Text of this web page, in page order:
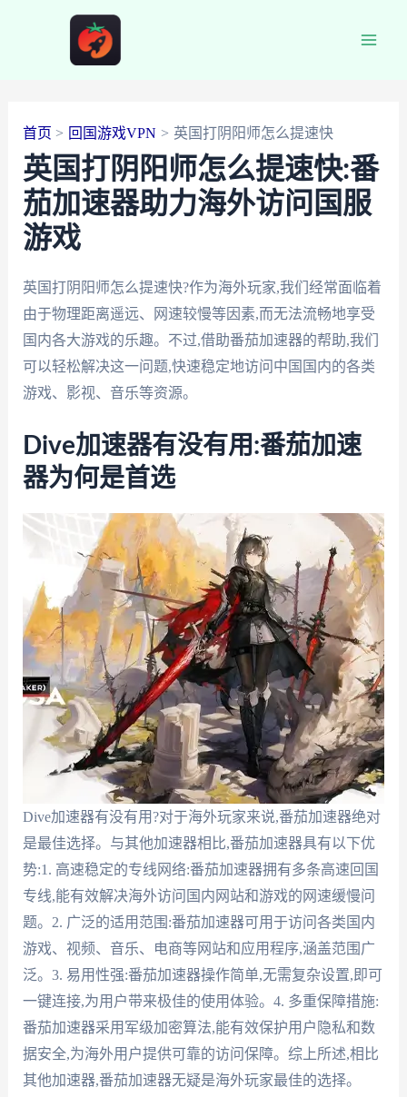
首页 回国游戏VPN 英国打阴阳师怎么提速快
英国打阴阳师怎么提速快:番
茄加速器助力海外访问国服
游戏
英国打阴阳师怎么提速快?作为海外玩家,我们经常面临着
由于物理距离遥远、网速较慢等因素,而无法流畅地享受
国内各大游戏的乐趣。不过,借助番茄加速器的帮助,我们
可以轻松解决这一问题,快速稳定地访问中国国内的各类
游戏、影视、音乐等资源。
Dive加速器有没有用:番茄加速
器为何是首选
Dive加速器有没有用?对于海外玩家来说,番茄加速器绝对
是最佳选择。与其他加速器相比,番茄加速器具有以下优
势:1. 高速稳定的专线网络:番茄加速器拥有多条高速回国
专线,能有效解决海外访问国内网站和游戏的网速缓慢问
题。2. 广泛的适用范围:番茄加速器可用于访问各类国内
游戏、视频、音乐、电商等网站和应用程序,涵盖范围广
泛。3. 易用性强:番茄加速器操作简单,无需复杂设置,即可
一键连接,为用户带来极佳的使用体验。4. 多重保障措施:
番茄加速器采用军级加密算法,能有效保护用户隐私和数
据安全,为海外用户提供可靠的访问保障。综上所述,相比
其他加速器,番茄加速器无疑是海外玩家最佳的选择。